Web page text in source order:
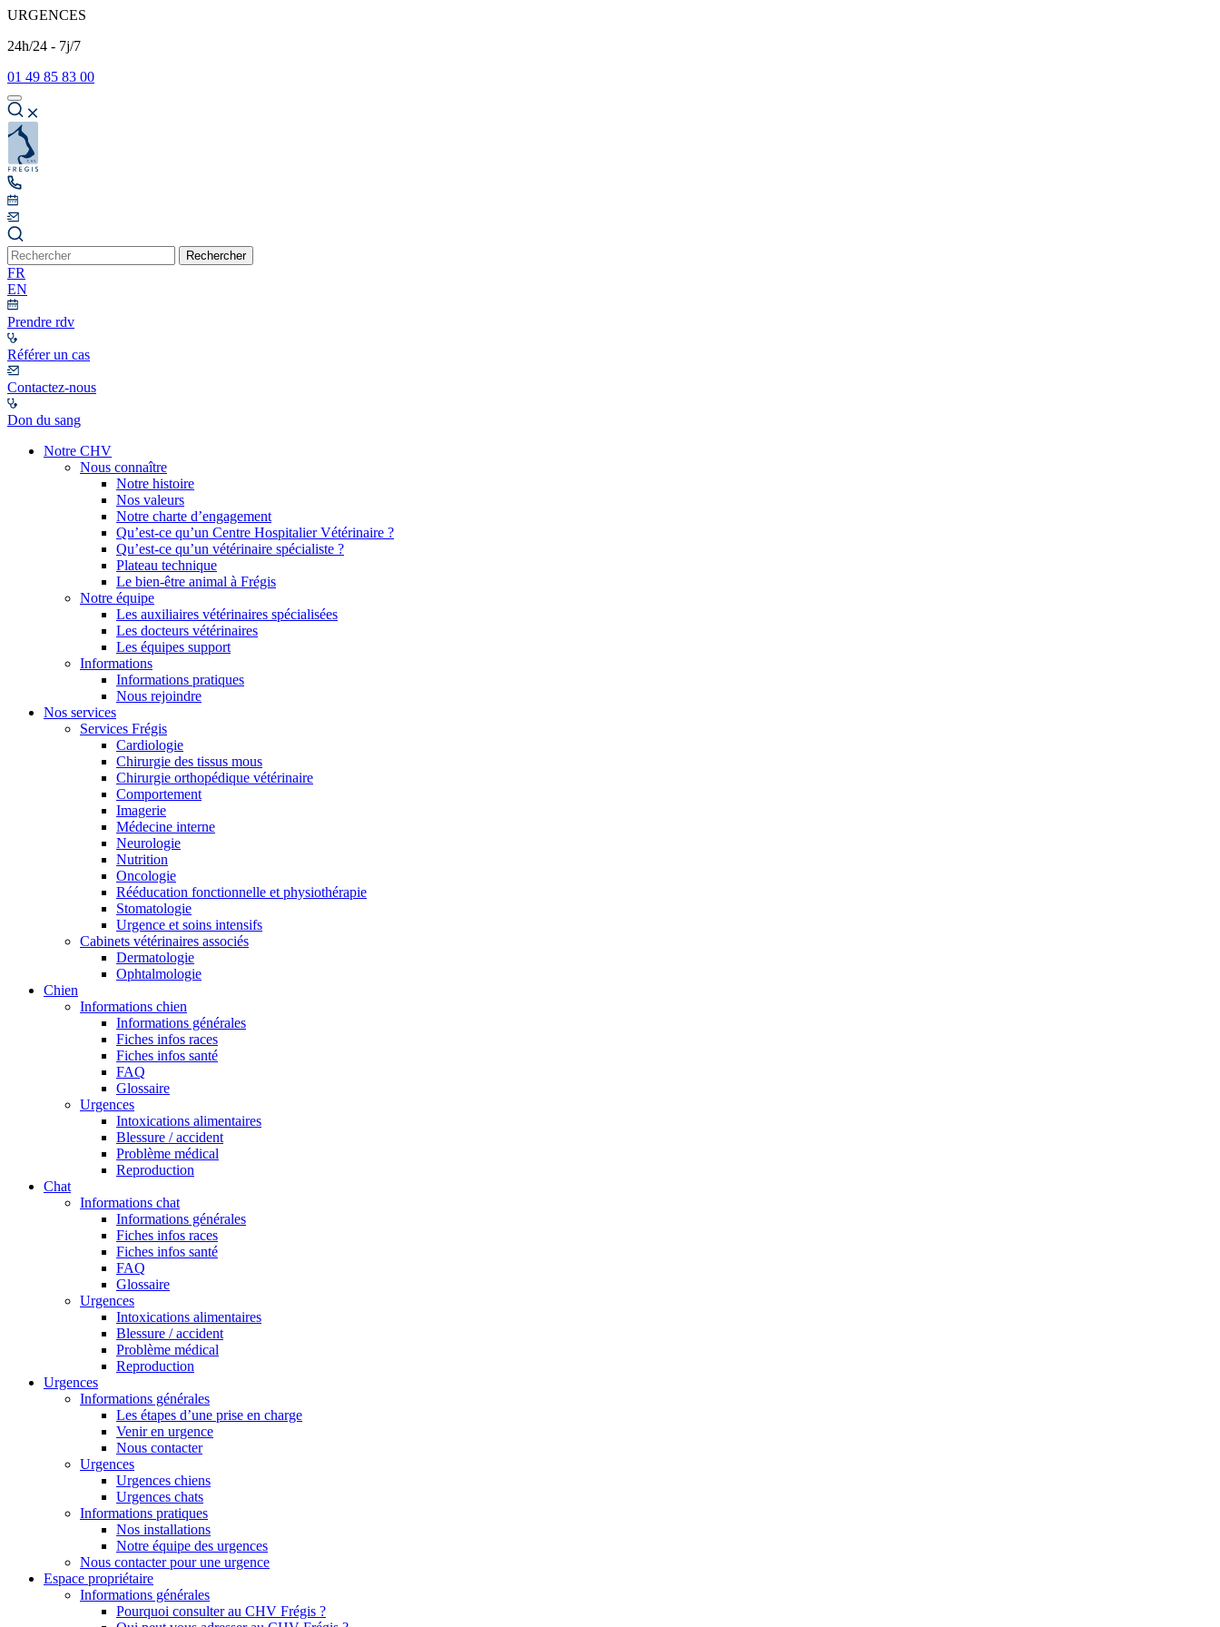
URGENCES
24h/24 - 7j/7
01 49 85 83 00
Rechercher
FR
EN
Prendre rdv
Référer un cas
Contactez-nous
Don du sang
Notre CHV
Nous connaître
Notre histoire
Nos valeurs
Notre charte d’engagement
Qu’est-ce qu’un Centre Hospitalier Vétérinaire ?
Qu’est-ce qu’un vétérinaire spécialiste ?
Plateau technique
Le bien-être animal à Frégis
Notre équipe
Les auxiliaires vétérinaires spécialisées
Les docteurs vétérinaires
Les équipes support
Informations
Informations pratiques
Nous rejoindre
Nos services
Services Frégis
Cardiologie
Chirurgie des tissus mous
Chirurgie orthopédique vétérinaire
Comportement
Imagerie
Médecine interne
Neurologie
Nutrition
Oncologie
Rééducation fonctionnelle et physiothérapie
Stomatologie
Urgence et soins intensifs
Cabinets vétérinaires associés
Dermatologie
Ophtalmologie
Chien
Informations chien
Informations générales
Fiches infos races
Fiches infos santé
FAQ
Glossaire
Urgences
Intoxications alimentaires
Blessure / accident
Problème médical
Reproduction
Chat
Informations chat
Informations générales
Fiches infos races
Fiches infos santé
FAQ
Glossaire
Urgences
Intoxications alimentaires
Blessure / accident
Problème médical
Reproduction
Urgences
Informations générales
Les étapes d’une prise en charge
Venir en urgence
Nous contacter
Urgences
Urgences chiens
Urgences chats
Informations pratiques
Nos installations
Notre équipe des urgences
Nous contacter pour une urgence
Espace propriétaire
Informations générales
Pourquoi consulter au CHV Frégis ?